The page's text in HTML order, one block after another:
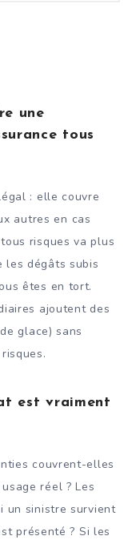
une
tous
: elle couvre
autres en cas
risques va plus
les dégâts subis
êtes en tort.
ajoutent des
glace) sans
est vraiment
couvrent-elles
réel ? Les
un sinistre survient
présenté ? Si les